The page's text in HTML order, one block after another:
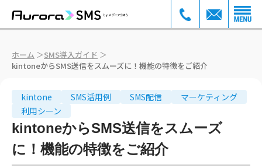
ホーム ＞SMS導入ガイド ＞
kintoneからSMS送信をスムーズに！機能の特徴をご紹介
kintone SMS活用例 SMS配信
マーケティング
利用シーン
kintoneからSMS送信をスムーズ
に！機能の特徴をご紹介